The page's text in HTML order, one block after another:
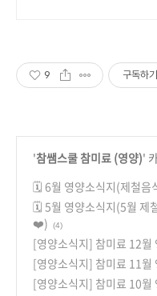
9 구독하기
'참쌤스쿨 참미료 (영양)'
🗓️ 6월 영양소식지(제철음
🗓️ 5월 영양소식지(5월 제
❤️)
(4)
[영양소식지] 참미료 12월
[영양소식지] 참미료 11월
[영양소식지] 참미료 10월